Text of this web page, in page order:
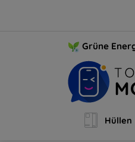
Grüne
Hüllen